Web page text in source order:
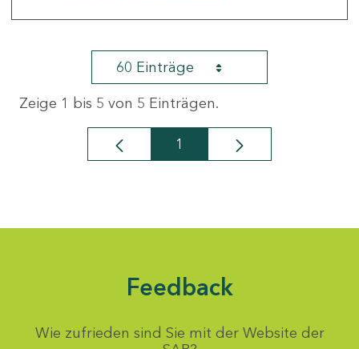
60 Einträge
Zeige 1 bis 5 von 5 Einträgen.
Seite
1
Feedback
Wie zufrieden sind Sie mit der Website der